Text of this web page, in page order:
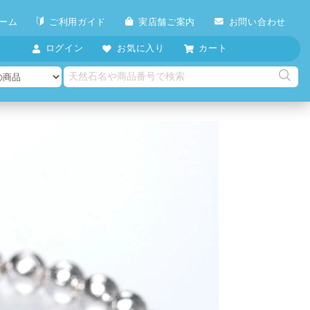
ム ご利用ガイド 実店舗ご案内 お問い合わせ
ログイン お気に入り カート